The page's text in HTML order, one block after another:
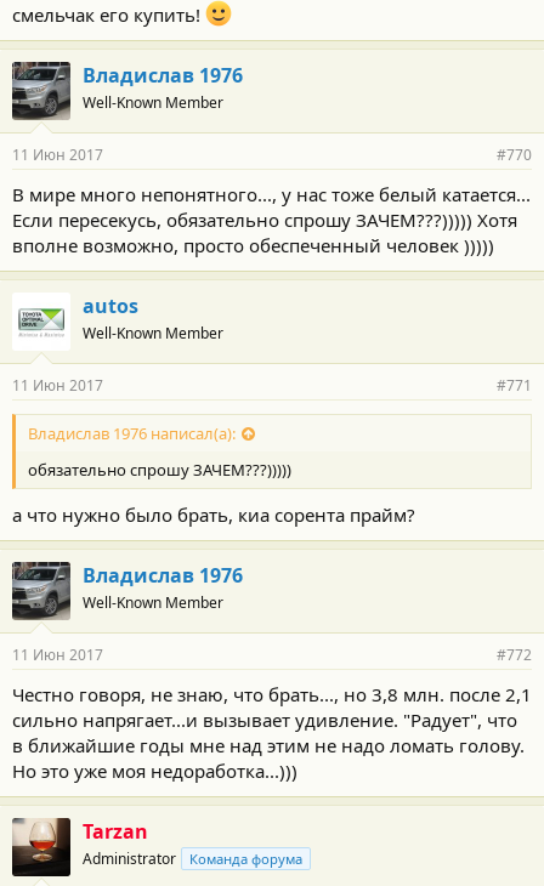
смельчак его купить!
Владислав 1976
Well-Known Member
11 Июн 2017 #770
В мире много непонятного..., у нас тоже белый катается...
Если пересекусь, обязательно спрошу ЗАЧЕМ???))))) Хотя
вполне возможно, просто обеспеченный человек )))))
autos
Well-Known Member
11 Июн 2017 #771
Владислав 1976 написал(а):
обязательно спрошу ЗАЧЕМ???)))))
а что нужно было брать, киа сорента прайм?
Владислав 1976
Well-Known Member
11 Июн 2017 #772
Честно говоря, не знаю, что брать..., но 3,8 млн. после 2,1
сильно напрягает...и вызывает удивление. "Радует", что
в ближайшие годы мне над этим не надо ломать голову.
Но это уже моя недоработка...)))
Tarzan
Administrator Команда форума